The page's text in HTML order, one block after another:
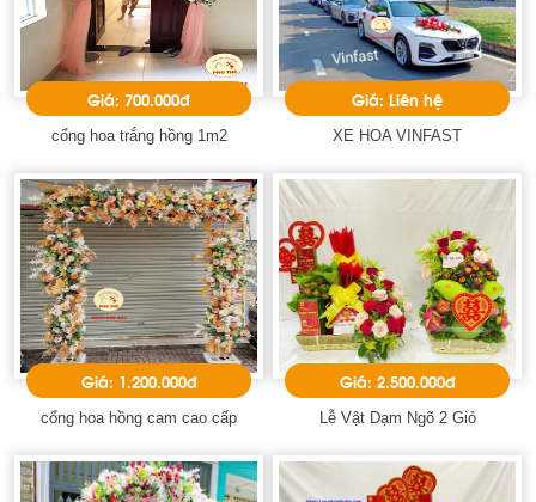
Giá: 700.000đ
cổng hoa trắng hồng 1m2
Giá: Liên hệ
XE HOA VINFAST
Giá: 1.200.000đ
cổng hoa hồng cam cao cấp
Giá: 2.500.000đ
Lễ Vật Dạm Ngõ 2 Giỏ